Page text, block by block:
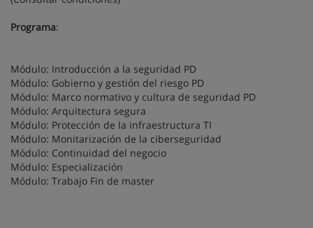
Programa:
Módulo: Introducción a la seguridad PD
Módulo: Gobierno y gestión del riesgo PD
Módulo: Marco normativo y cultura de seguridad PD
Módulo: Arquitectura segura
Módulo: Protección de la infraestructura TI
Módulo: Monitarización de la ciberseguridad
Módulo: Continuidad del negocio
Módulo: Especialización
Módulo: Trabajo Fin de master